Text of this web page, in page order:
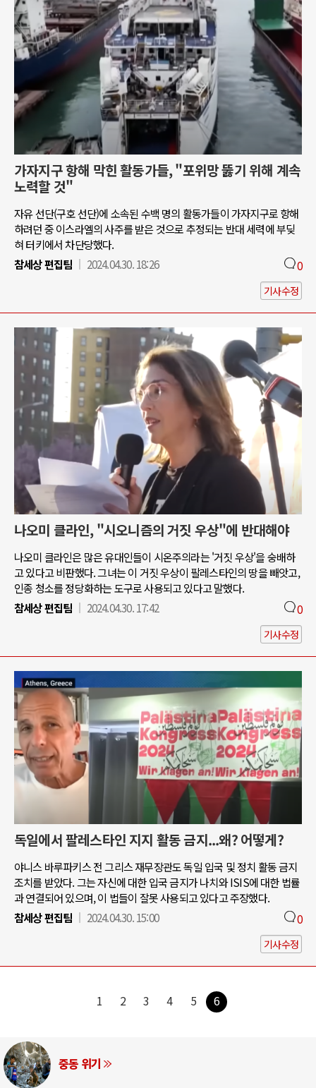
가자지구 항해 막힌 활동가들, "포위망 뚫기 위해 계속
노력할 것"
자유 선단(구호 선단)에 소속된 수백 명의 활동가들이 가자지구로 항해
하려던 중 이스라엘의 사주를 받은 것으로 추정되는 반대 세력에 부딪
혀 터키에서 차단당했다.
참세상 편집팀
2024.04.30. 18:26 0
기사수정
나오미 클라인, "시오니즘의 거짓 우상"에 반대해야
나오미 클라인은 많은 유대인들이 시온주의라는 '거짓 우상'을 숭배하
고 있다고 비판했다. 그녀는 이 거짓 우상이 팔레스타인의 땅을 빼앗고,
인종 청소를 정당화하는 도구로 사용되고 있다고 말했다.
참세상 편집팀
2024.04.30. 17:42 0
기사수정
독일에서 팔레스타인 지지 활동 금지...왜? 어떻게?
야니스 바루파키스 전 그리스 재무장관도 독일 입국 및 정치 활동 금지
조치를 받았다. 그는 자신에 대한 입국 금지가 나치와 ISIS에 대한 법률
과 연결되어 있으며, 이 법들이 잘못 사용되고 있다고 주장했다.
참세상 편집팀
2024.04.30. 15:00 0
기사수정
1 2 3 4 5 6
중동 위기